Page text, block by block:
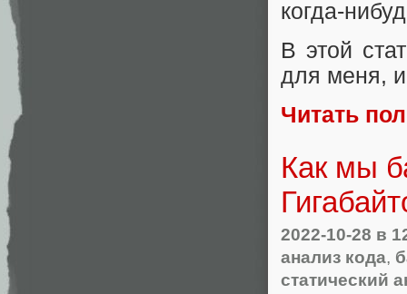
когда-
В этой
для меня, и
Читать
Как мы
2022-10-28 в
анализ кода,
статический